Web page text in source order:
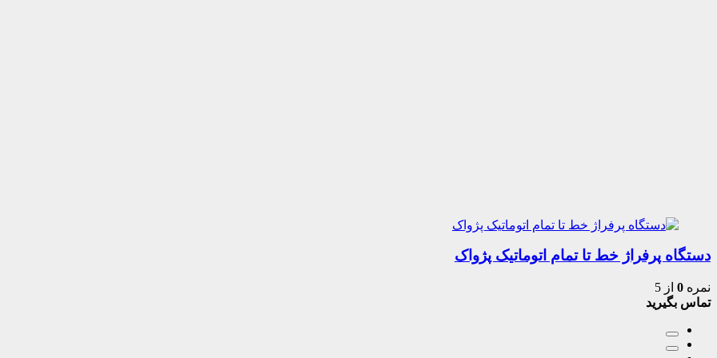
دستگاه پرفراژ خط تا تمام اتوماتیک پژواک
نمره 0 از 5
تماس بگیرید